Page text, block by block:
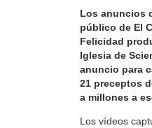
Los anuncios
público de El
Felicidad
Iglesia de
anuncio para
21 preceptos
a millones a
Los vídeos